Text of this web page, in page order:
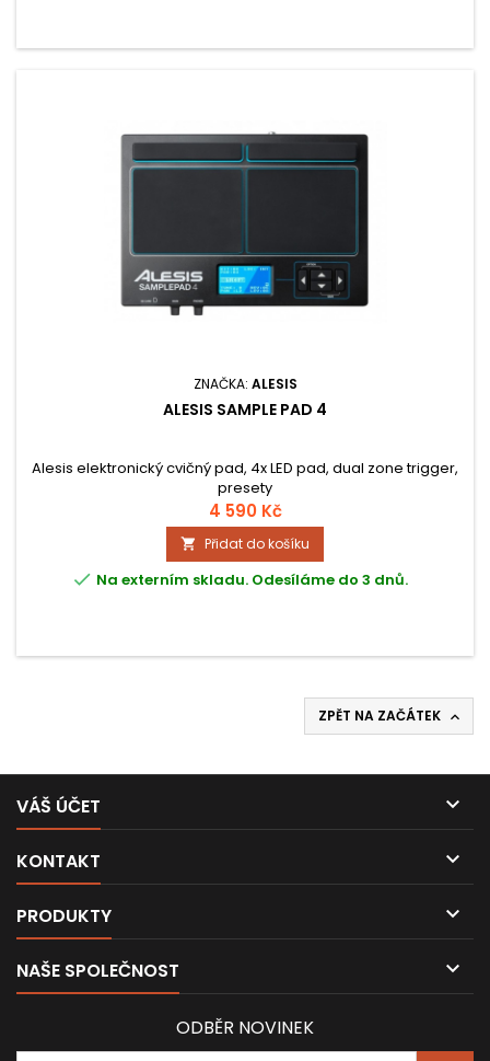
ZNAČKA: ALESIS
ALESIS SAMPLE PAD 4
Alesis elektronický cvičný pad, 4x LED pad, dual zone trigger,
presety
4 590 Kč
 Přidat do košíku
 Na externím skladu. Odesíláme do 3 dnů.
ZPĚT NA ZAČÁTEK 
VÁŠ ÚČET 
KONTAKT 
PRODUKTY 
NAŠE SPOLEČNOST 
ODBĚR NOVINEK